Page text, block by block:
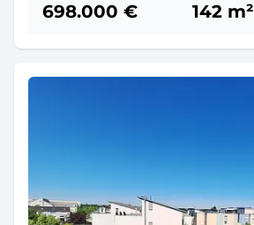
698.000 € 142 m²